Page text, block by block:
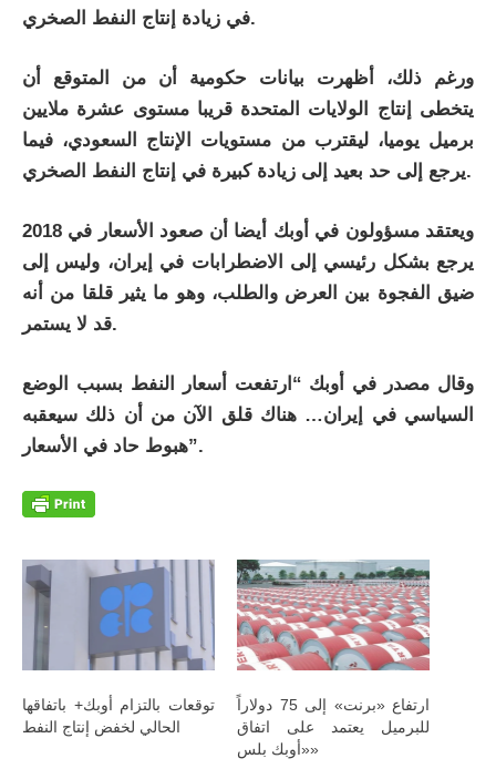
في زيادة إنتاج النفط الصخري.
ورغم ذلك، أظهرت بيانات حكومية أن من المتوقع أن
يتخطى إنتاج الولايات المتحدة قريبا مستوى عشرة ملايين
برميل يوميا، ليقترب من مستويات الإنتاج السعودي، فيما
يرجع إلى حد بعيد إلى زيادة كبيرة في إنتاج النفط الصخري.
ويعتقد مسؤولون في أوبك أيضا أن صعود الأسعار في 2018
يرجع بشكل رئيسي إلى الاضطرابات في إيران، وليس إلى
ضيق الفجوة بين العرض والطلب، وهو ما يثير قلقا من أنه
قد لا يستمر.
وقال مصدر في أوبك “ارتفعت أسعار النفط بسبب الوضع
السياسي في إيران… هناك قلق الآن من أن ذلك سيعقبه
هبوط حاد في الأسعار”.
توقعات بالتزام أوبك+ باتفاقها
الحالي لخفض إنتاج النفط
ارتفاع «برنت» إلى 75 دولاراً
للبرميل يعتمد على اتفاق
«أوبك بلس»